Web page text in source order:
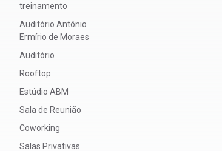
treinamento
Auditório Antônio
Ermírio de Moraes
Auditório
Rooftop
Estúdio ABM
Sala de Reunião
Coworking
Salas Privativas